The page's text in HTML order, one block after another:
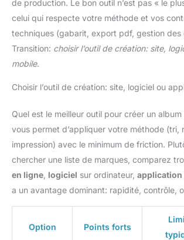
de production. Le bon outil n’est pas « le
celui qui respecte votre méthode et vos
techniques (gabarit, export pdf, gestion des
Transition: choisir l’outil de création: site,
mobile.
Choisir l’outil de création: site, logiciel ou
Quel est le meilleur outil pour créer un
vous permet d’appliquer votre méthode (tri,
impression) avec le minimum de friction.
chercher une liste de marques, comparez
en ligne logiciel sur ordinateur, application
a un avantage dominant: rapidité, contrôle,
Option Points forts